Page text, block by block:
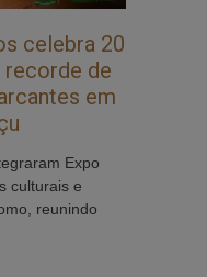
celebra 20
recorde de
em
Expo
culturais e
reunindo